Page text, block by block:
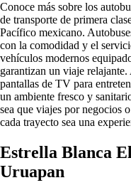
Conoce más sobre los
de transporte de primera
Pacífico mexicano.
con la comodidad y el
vehículos modernos
garantizan un viaje
pantallas de TV para
un ambiente fresco y
sea que viajes por negocios
cada trayecto sea una
Estrella Blanca
Uruapan